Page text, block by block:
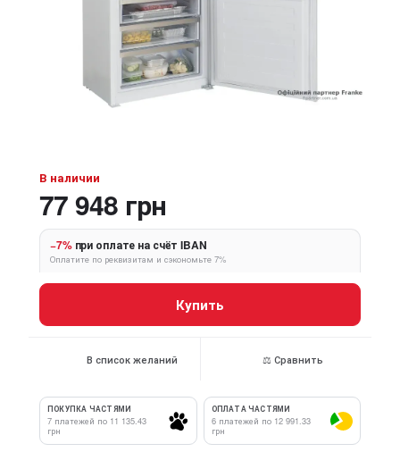
В наличии
77 948 грн
−7% при оплате на счёт IBAN
Оплатите по реквизитам и сэкономьте 7%
Купить
В список желаний ⚖ Сравнить
ПОКУПКА ЧАСТЯМИ
7 платежей по 11 135.43
грн
ОПЛАТА ЧАСТЯМИ
6 платежей по 12 991.33
грн